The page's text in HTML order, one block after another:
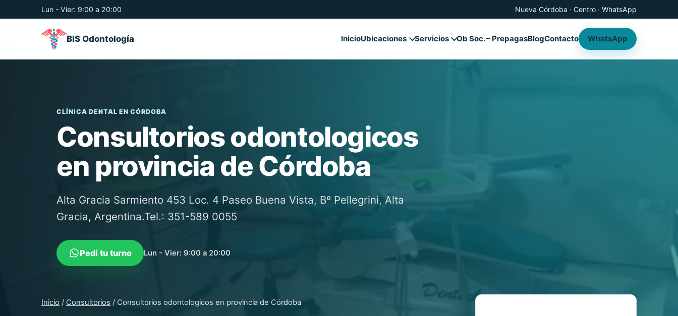
Lun - Vier: 9:00 a 20:00 Nueva Córdoba · Centro · WhatsApp
BIS Odontología InicioUbicaciones Servicios Ob Soc. – PrepagasBlogContacto WhatsApp
CLÍNICA DENTAL EN CÓRDOBA
Consultorios odontologicos
en provincia de Córdoba
Alta Gracia Sarmiento 453 Loc. 4 Paseo Buena Vista, Bº Pellegrini, Alta
Gracia, Argentina.Tel.: 351-589 0055
Pedí tu turno Lun - Vier: 9:00 a 20:00
Inicio / Consultorios / Consultorios odontologicos en provincia de Córdoba